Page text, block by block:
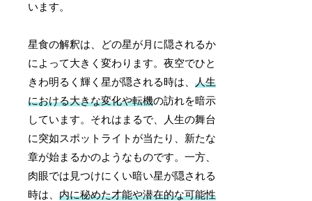
います。
星食の解釈は、どの星が月に隠されるか
によって大きく変わります。夜空でひと
きわ明るく輝く星が隠される時は、人生
における大きな変化や転機の訪れを暗示
しています。それはまるで、人生の舞台
に突如スポットライトが当たり、新たな
章が始まるかのようなものです。一方、
肉眼では見つけにくい暗い星が隠される
時は、内に秘めた才能や潜在的な可能性